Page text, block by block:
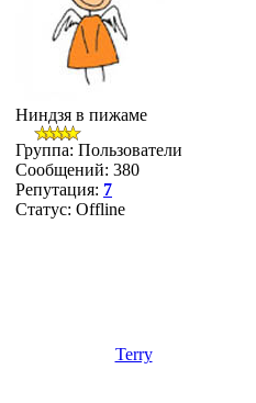
Ниндзя в пижаме
Группа: Пользователи
Сообщений: 380
Репутация: 7
Статус: Offline
Terry